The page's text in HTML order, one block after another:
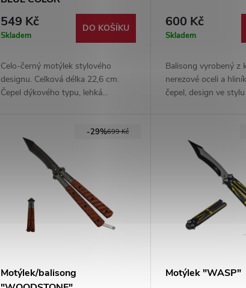
549 Kč
Skladem
DO KOŠÍKU
Celo-černý motýlek stylového
designu. Celková délka 22,6 cm.
Čepel dýkového typu, lehká
600 Kč
Skladem
Balisong vyrobený z
nerezové oceli a
čepel, design ve
699 Kč
-29%
Motýlek/balisong
Motýlek "WASP"